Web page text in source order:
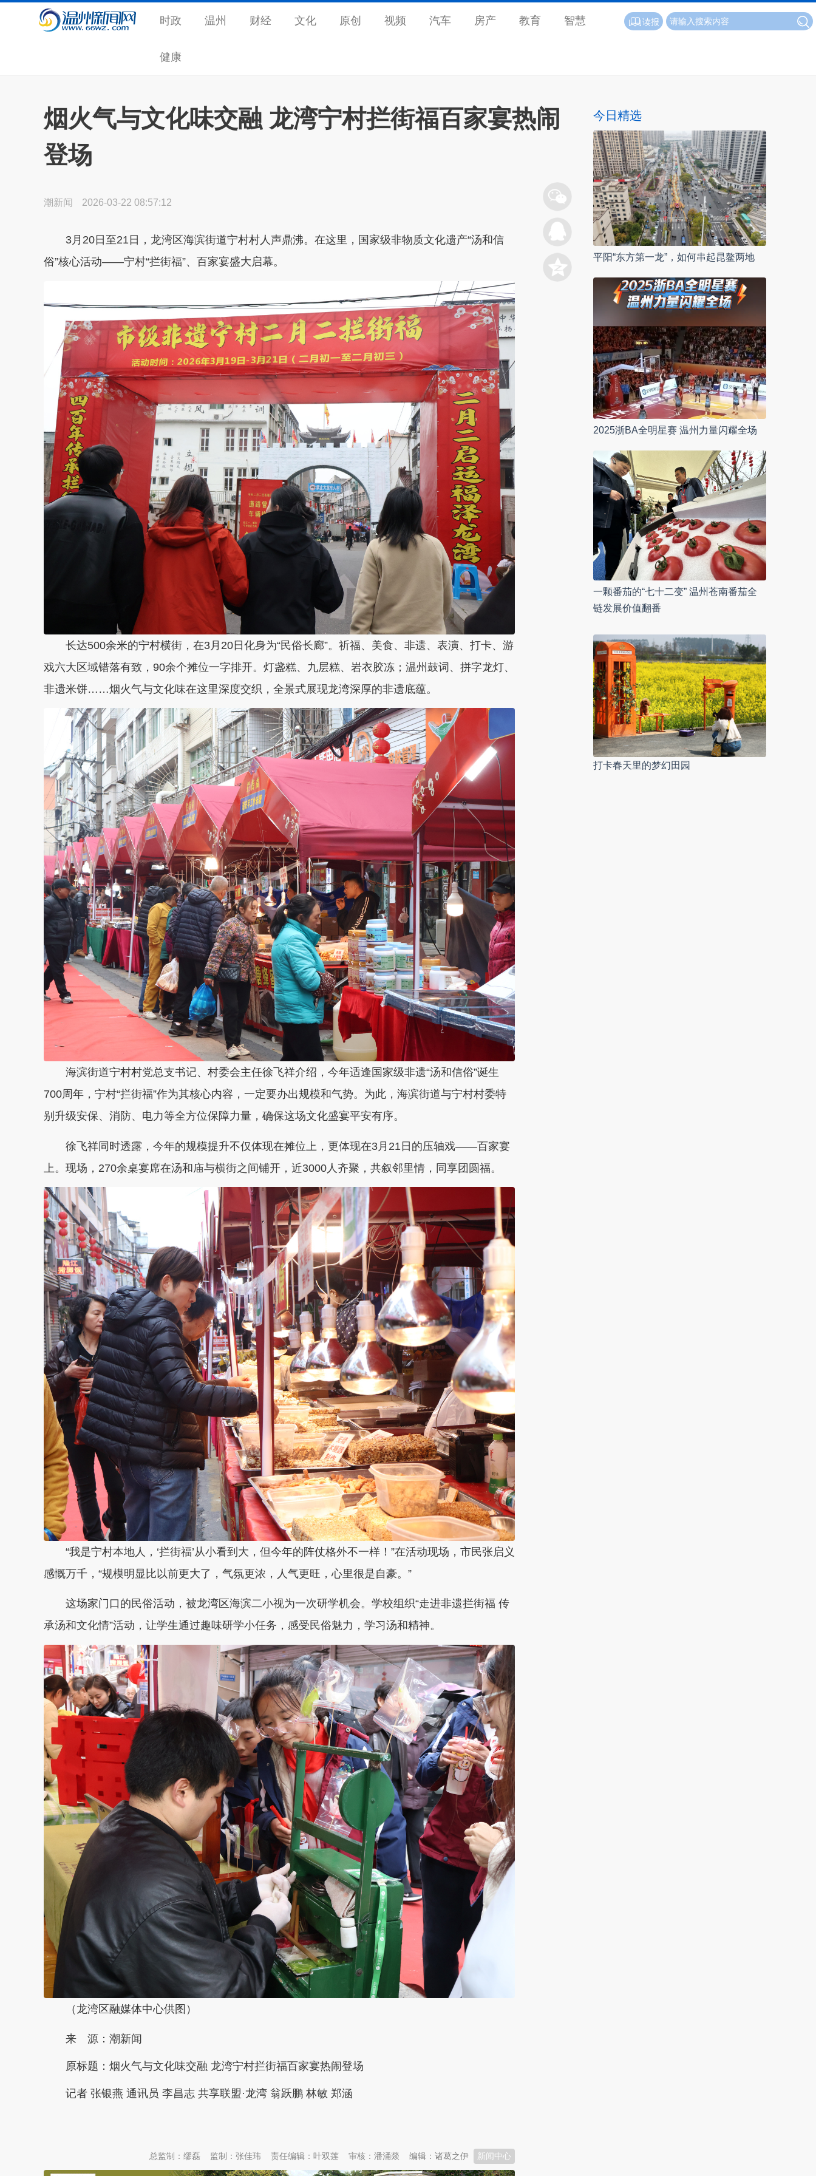
时政 温州 财经 文化 原创 视频 汽车 房产 教育 智慧
健康
读报
烟火气与文化味交融 龙湾宁村拦街福百家宴热闹
登场
潮新闻 2026-03-22 08:57:12
3月20日至21日，龙湾区海滨街道宁村村人声鼎沸。在这里，国家级非物质文化遗产“汤和信
俗”核心活动——宁村“拦街福”、百家宴盛大启幕。
长达500余米的宁村横街，在3月20日化身为“民俗长廊”。祈福、美食、非遗、表演、打卡、游
戏六大区域错落有致，90余个摊位一字排开。灯盏糕、九层糕、岩衣胶冻；温州鼓词、拼字龙灯、
非遗米饼……烟火气与文化味在这里深度交织，全景式展现龙湾深厚的非遗底蕴。
海滨街道宁村村党总支书记、村委会主任徐飞祥介绍，今年适逢国家级非遗“汤和信俗”诞生
700周年，宁村“拦街福”作为其核心内容，一定要办出规模和气势。为此，海滨街道与宁村村委特
别升级安保、消防、电力等全方位保障力量，确保这场文化盛宴平安有序。
徐飞祥同时透露，今年的规模提升不仅体现在摊位上，更体现在3月21日的压轴戏——百家宴
上。现场，270余桌宴席在汤和庙与横街之间铺开，近3000人齐聚，共叙邻里情，同享团圆福。
“我是宁村本地人，‘拦街福’从小看到大，但今年的阵仗格外不一样！”在活动现场，市民张启义
感慨万千，“规模明显比以前更大了，气氛更浓，人气更旺，心里很是自豪。”
这场家门口的民俗活动，被龙湾区海滨二小视为一次研学机会。学校组织“走进非遗拦街福 传
承汤和文化情”活动，让学生通过趣味研学小任务，感受民俗魅力，学习汤和精神。
（龙湾区融媒体中心供图）
来 源：潮新闻
原标题： 烟火气与文化味交融 龙湾宁村拦街福百家宴热闹登场
记者 张银燕 通讯员 李昌志 共享联盟·龙湾 翁跃鹏 林敏 郑涵
新闻中心
编辑：诸葛之伊
审核：潘涌燚
责任编辑：叶双莲
监制：张佳玮
总监制：缪磊
今日精选
平阳“东方第一龙”，如何串起昆鳌两地
2025浙BA全明星赛 温州力量闪耀全场
一颗番茄的“七十二变” 温州苍南番茄全
链发展价值翻番
打卡春天里的梦幻田园